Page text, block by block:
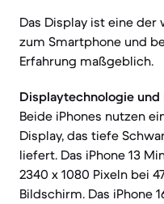
Das Display ist eine
zum Smartphone und
Erfahrung maßgeblich.
Displaytechnologie und
Beide iPhones nutzen
Display, das tiefe
liefert. Das iPhone 13
2340 x 1080 Pixeln bei
Bildschirm. Das iPhone